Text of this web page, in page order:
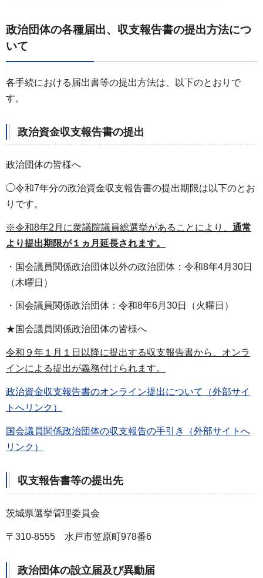
政治団体の各種届出、収支報告書の提出方法につ
いて
各手続における届出書等の提出方法は、以下のとおりで
す。
政治資金収支報告書の提出
政治団体の皆様へ
◯令和7年分の政治資金収支報告書の提出期限は以下のとお
りです。
※令和8年2月に衆議院議員総選挙があることにより、 通常
より提出期限が１ヵ月延長されます。
・国会議員関係政治団体以外の政治団体：令和8年4月30日
（木曜日）
・国会議員関係政治団体：令和8年6月30日（火曜日）
★国会議員関係政治団体の皆様へ
令和９年１月１日以降に提出する収支報告書から、オンラ
インによる提出が義務付けられます。
政治資金収支報告書のオンライン提出について（外部サイ
トへリンク）
国会議員関係政治団体の収支報告の手引き（外部サイトへ
リンク）
収支報告書等の提出先
茨城県選挙管理委員会
〒310-8555 水戸市笠原町978番6
政治団体の設立届及び異動届